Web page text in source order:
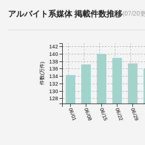
アルバイト系媒体 掲載件数推移(07/20
06/01 06/08 06/15 06/22 06/29
件数(万件)
128
130
132
134
136
138
140
142